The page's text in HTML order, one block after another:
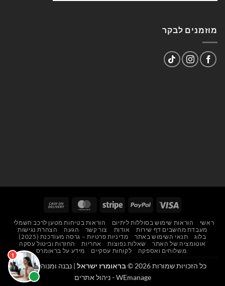
מוזמנים לבקר
Visa
PayPal
Stripe
MasterCard
Delivery
ראשי הוראות שימוש בסוללות ליתיום
הוראות בטיחות מטען לרכב חשמלי
מעבדת מחשבים דף שירות
אודות צור קשר הגעה
הצהרת נגישות
בלוג
תנאי השימוש באתר
מדיניות פרטיות – גרסה מעודכנת (2025)
אוטומציה של האתר
שאלות נפוצות אחריות
החזרות וביטול עסקה
משלוחים ואספקה
לקוחות עסקיים מידע על בראומרס
כל הזכויות שמורות 2026 © בראומרז ישראל | נבנה ומנוהל על ידי
WEmanage - ניהול אתרים